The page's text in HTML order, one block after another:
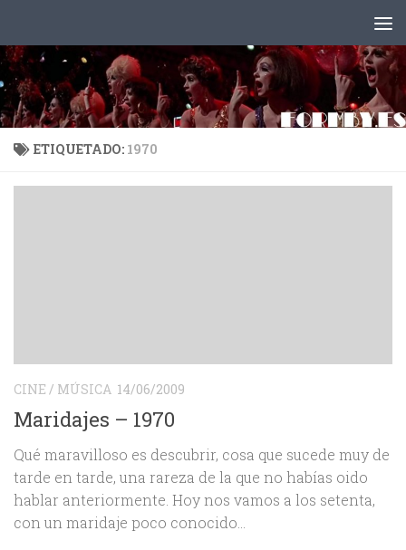
ETIQUETADO: 1970
CINE / MÚSICA 14/06/2009
Maridajes – 1970
Qué maravilloso es descubrir, cosa que sucede muy de
tarde en tarde, una rareza de la que no habías oido
hablar anteriormente. Hoy nos vamos a los setenta,
con un maridaje poco conocido…